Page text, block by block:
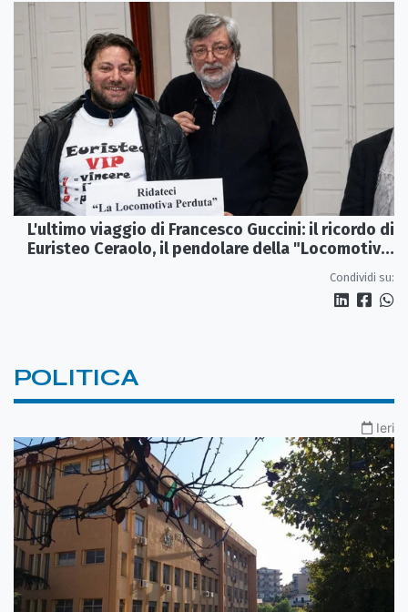
L'ultimo viaggio di Francesco Guccini: il ricordo di
Euristeo Ceraolo, il pendolare della "Locomotiva
Condividi su:
POLITICA
Ieri